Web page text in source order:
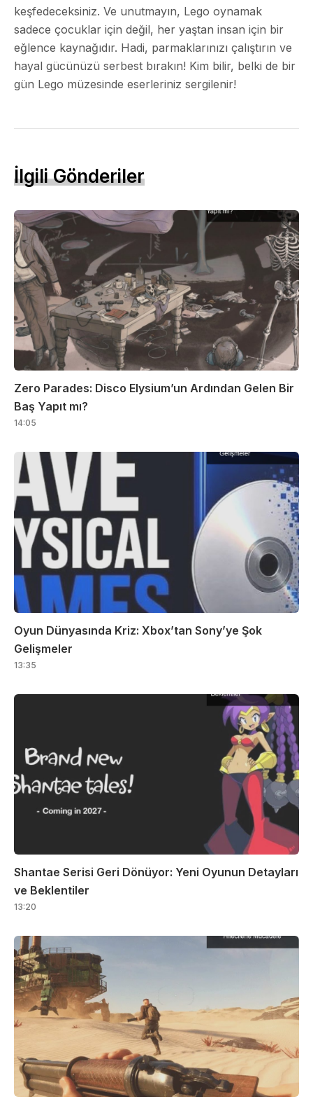
keşfedeceksiniz. Ve unutmayın, Lego oynamak
sadece çocuklar için değil, her yaştan insan için bir
eğlence kaynağıdır. Hadi, parmaklarınızı çalıştırın ve
hayal gücünüzü serbest bırakın! Kim bilir, belki de bir
gün Lego müzesinde eserleriniz sergilenir!
İlgili Gönderiler
Zero Parades: Disco Elysium’un Ardından Gelen Bir
Baş Yapıt mı?
14:05
Oyun Dünyasında Kriz: Xbox’tan Sony’ye Şok
Gelişmeler
13:35
Shantae Serisi Geri Dönüyor: Yeni Oyunun Detayları
ve Beklentiler
13:20